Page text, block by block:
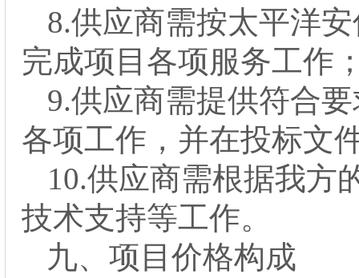
8.供应商需按太平洋
完成项目各项服务工作
9.供应商需提供符合
各项工作 ，并在投标文
10.供应商需根据我方
技术支持等工作。
九、 项目价格构成